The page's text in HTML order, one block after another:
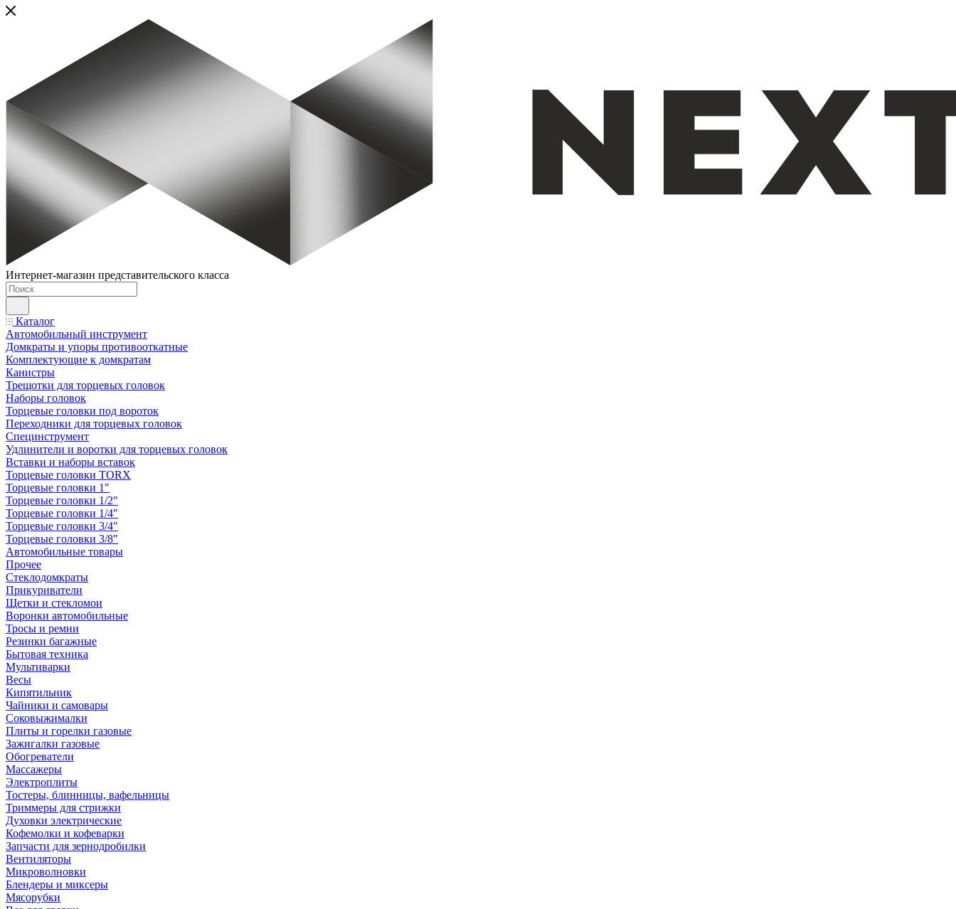
Интернет-магазин представительского класса
Каталог
Автомобильный инструмент
Домкраты и упоры противооткатные
Комплектующие к домкратам
Канистры
Трещотки для торцевых головок
Наборы головок
Торцевые головки под вороток
Переходники для торцевых головок
Специнструмент
Удлинители и воротки для торцевых головок
Вставки и наборы вставок
Торцевые головки TORX
Торцевые головки 1"
Торцевые головки 1/2"
Торцевые головки 1/4"
Торцевые головки 3/4"
Торцевые головки 3/8"
Автомобильные товары
Прочее
Стеклодомкраты
Прикуриватели
Щетки и стекломои
Воронки автомобильные
Тросы и ремни
Резинки багажные
Бытовая техника
Мультиварки
Весы
Кипятильник
Чайники и самовары
Соковыжималки
Плиты и горелки газовые
Зажигалки газовые
Обогреватели
Массажеры
Электроплиты
Тостеры, блинницы, вафельницы
Триммеры для стрижки
Духовки электрические
Кофемолки и кофеварки
Запчасти для зернодробилки
Вентиляторы
Микроволновки
Блендеры и миксеры
Мясорубки